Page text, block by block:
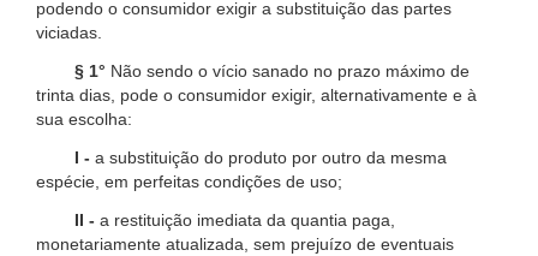
podendo o consumidor exigir a substituição das partes
viciadas.
§ 1° Não sendo o vício sanado no prazo máximo de
trinta dias, pode o consumidor exigir, alternativamente e à
sua escolha:
I - a substituição do produto por outro da mesma
espécie, em perfeitas condições de uso;
II - a restituição imediata da quantia paga,
monetariamente atualizada, sem prejuízo de eventuais